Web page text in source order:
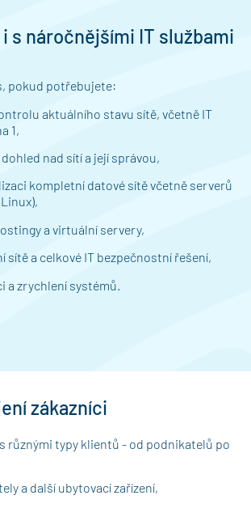
s náročnějšími IT službami
pokud potřebujete:
aktuálního stavu sítě, včetně IT
1 ,
nad sítí a její správou,
kompletní datové sítě včetně serverů
a virtuální servery,
sítě a celkové IT bezpečnostní řešení,
a zrychlení systémů.
zákazníci
různými typy klientů - od podnikatelů po
a další ubytovací zařízení,